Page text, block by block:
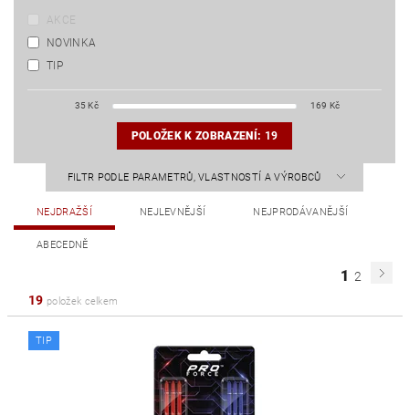
AKCE
NOVINKA
TIP
35Kč 169 Kč
POLOŽEK K ZOBRAZENÍ: 19
FILTR PODLE PARAMETRŮ, VLASTNOSTÍ A VÝROBCŮ
NEJDRAŽŠÍ NEJLEVNĚJŠÍ NEJPRODÁVANĚJŠÍ
ABECEDNĚ
1 2
19 položek celkem
TIP